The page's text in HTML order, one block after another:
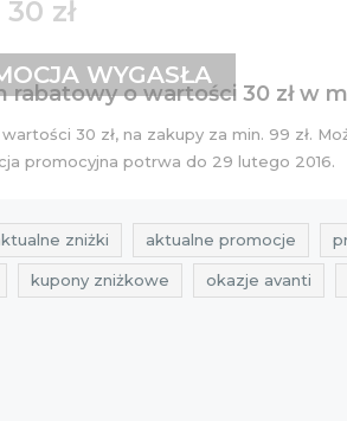
zł
rabatowy o wartości 30 zł w
30 zł, na zakupy za min. 99 zł.
promocyjna potrwa do 29 lutego 2016.
WYGASŁA
zniżki aktualne promocje
kupony zniżkowe okazje avanti